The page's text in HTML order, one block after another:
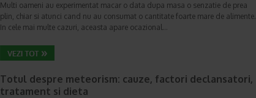
Multi oameni au experimentat macar o data dupa masa o senzatie de prea
plin, chiar si atunci cand nu au consumat o cantitate foarte mare de alimente.
In cele mai multe cazuri, aceasta apare ocazional…
Totul despre meteorism: cauze, factori declansatori,
tratament si dieta